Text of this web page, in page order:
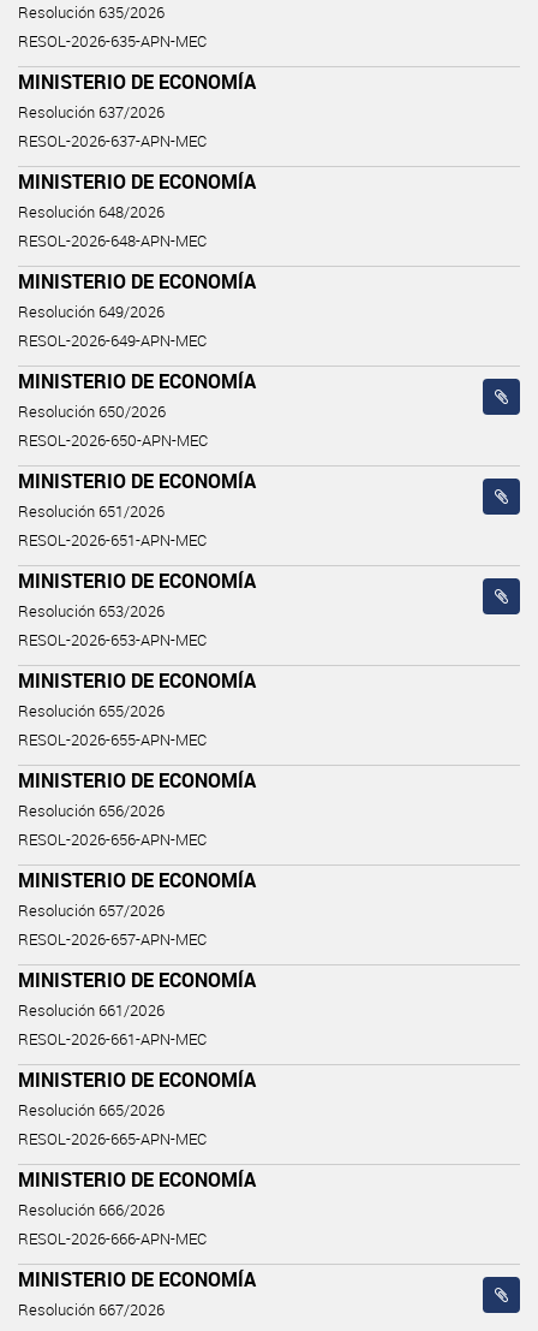
Resolución 635/2026
RESOL-2026-635-APN-MEC
MINISTERIO DE ECONOMÍA
Resolución 637/2026
RESOL-2026-637-APN-MEC
MINISTERIO DE ECONOMÍA
Resolución 648/2026
RESOL-2026-648-APN-MEC
MINISTERIO DE ECONOMÍA
Resolución 649/2026
RESOL-2026-649-APN-MEC
MINISTERIO DE ECONOMÍA
Resolución 650/2026
RESOL-2026-650-APN-MEC
MINISTERIO DE ECONOMÍA
Resolución 651/2026
RESOL-2026-651-APN-MEC
MINISTERIO DE ECONOMÍA
Resolución 653/2026
RESOL-2026-653-APN-MEC
MINISTERIO DE ECONOMÍA
Resolución 655/2026
RESOL-2026-655-APN-MEC
MINISTERIO DE ECONOMÍA
Resolución 656/2026
RESOL-2026-656-APN-MEC
MINISTERIO DE ECONOMÍA
Resolución 657/2026
RESOL-2026-657-APN-MEC
MINISTERIO DE ECONOMÍA
Resolución 661/2026
RESOL-2026-661-APN-MEC
MINISTERIO DE ECONOMÍA
Resolución 665/2026
RESOL-2026-665-APN-MEC
MINISTERIO DE ECONOMÍA
Resolución 666/2026
RESOL-2026-666-APN-MEC
MINISTERIO DE ECONOMÍA
Resolución 667/2026